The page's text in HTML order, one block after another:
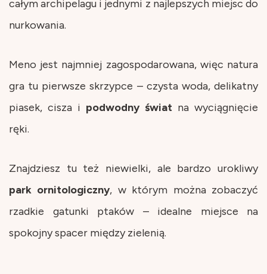
całym archipelagu i jednymi z najlepszych miejsc do
nurkowania.
Meno jest najmniej zagospodarowana, więc natura
gra tu pierwsze skrzypce – czysta woda, delikatny
piasek, cisza i podwodny świat na wyciągnięcie
ręki.
Znajdziesz tu też niewielki, ale bardzo urokliwy
park ornitologiczny, w którym można zobaczyć
rzadkie gatunki ptaków – idealne miejsce na
spokojny spacer między zielenią.